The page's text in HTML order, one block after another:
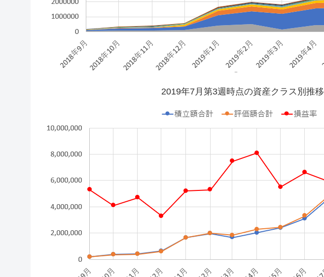
2019年7月第3週時点の資産クラス別推移